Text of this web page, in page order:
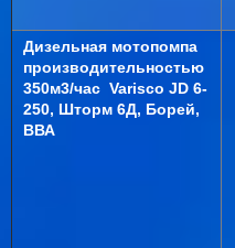
Дизельная мотопомпа
производительностью
350м3/час Varisco JD 6-
250, Шторм 6Д, Борей,
ВВА